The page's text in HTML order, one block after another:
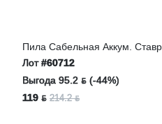
Пила Сабельная Аккум.
Лот#60712
Выгода 95.2 ƃ (-44%)
119 ƃ 214.2 ƃ